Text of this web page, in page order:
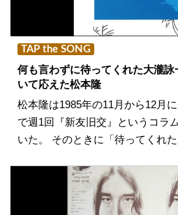
TAP the SONG
何も言わずに待ってくれた大瀧
いて応えた松本隆
松本隆は1985年の11月から12月
で週1回『新友旧交』というコラ
いた。 そのときに「待ってくれ